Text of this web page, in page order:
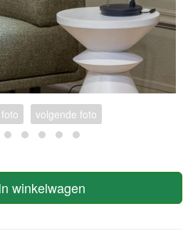
volgende foto
winkelwagen